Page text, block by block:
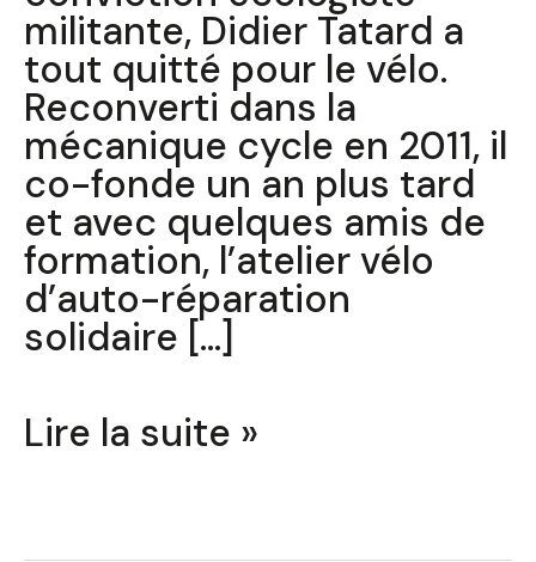
militante, Didier Tatard a
tout quitté pour le vélo.
Reconverti dans la
mécanique cycle en 2011, il
co-fonde un an plus tard
et avec quelques amis de
formation, l’atelier vélo
d’auto-réparation
solidaire […]
Lire la suite »